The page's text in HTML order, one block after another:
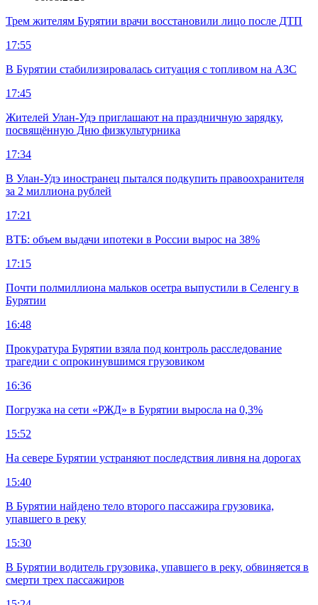
Трем жителям Бурятии врачи восстановили лицо после ДТП
17:55
В Бурятии стабилизировалась ситуация с топливом на АЗС
17:45
Жителей Улан-Удэ приглашают на праздничную зарядку,
посвящённую Дню физкультурника
17:34
В Улан-Удэ иностранец пытался подкупить правоохранителя
за 2 миллиона рублей
17:21
ВТБ: объем выдачи ипотеки в России вырос на 38%
17:15
Почти полмиллиона мальков осетра выпустили в Селенгу в
Бурятии
16:48
Прокуратура Бурятии взяла под контроль расследование
трагедии с опрокинувшимся грузовиком
16:36
Погрузка на сети «РЖД» в Бурятии выросла на 0,3%
15:52
На севере Бурятии устраняют последствия ливня на дорогах
15:40
В Бурятии найдено тело второго пассажира грузовика,
упавшего в реку
15:30
В Бурятии водитель грузовика, упавшего в реку, обвиняется в
смерти трех пассажиров